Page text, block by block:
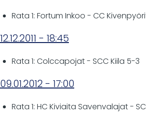
Rata 1: Fortum Inkoo - CC
12.12.2011 - 18:45
Rata 1: Colccapojat - SCC Kiila 5-3
09.01.2012 - 17:00
Rata 1: HC Kiviaita Savenvalajat -